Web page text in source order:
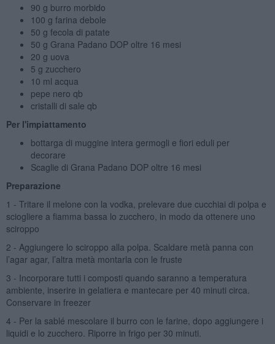
90 g burro morbido
100 g farina debole
50 g fecola di patate
50 g Grana Padano DOP oltre 16 mesi
20 g uova
5 g zucchero
10 ml acqua
pepe nero qb
cristalli di sale qb
Per l'impiattamento
bottarga di muggine intera germogli e fiori eduli per
decorare
Scaglie di Grana Padano DOP oltre 16 mesi
Preparazione
1 - Tritare il melone con la vodka, prelevare due cucchiai di polpa e
sciogliere a fiamma bassa lo zucchero, in modo da ottenere uno
sciroppo
2 - Aggiungere lo sciroppo alla polpa. Scaldare metà panna con
l’agar agar, l’altra metà montarla con le fruste
3 - Incorporare tutti i composti quando saranno a temperatura
ambiente, inserire in gelatiera e mantecare per 40 minuti circa.
Conservare in freezer
4 - Per la sablé mescolare il burro con le farine, dopo aggiungere i
liquidi e lo zucchero. Riporre in frigo per 30 minuti.